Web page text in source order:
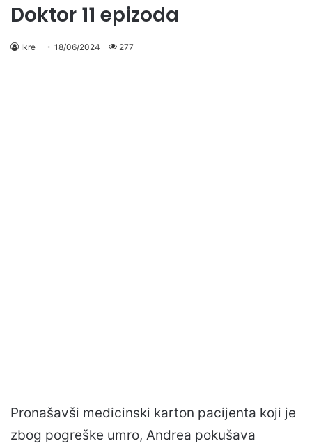
Doktor 11 epizoda
Ikre 18/06/2024 277
Pronašavši medicinski karton pacijenta koji je
zbog pogreške umro, Andrea pokušava